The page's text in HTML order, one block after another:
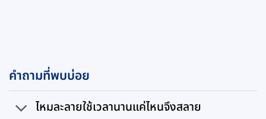
คำถามที่พบบ่อย
ไหมละลายใช้เวลานานแค่ไหนจึงสลาย